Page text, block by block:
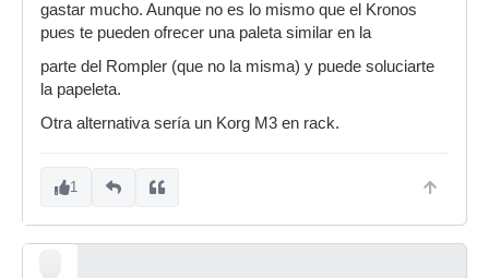
gastar mucho. Aunque no es lo mismo que el Kronos
pues te pueden ofrecer una paleta similar en la
parte del Rompler (que no la misma) y puede soluciarte
la papeleta.
Otra alternativa sería un Korg M3 en rack.
1